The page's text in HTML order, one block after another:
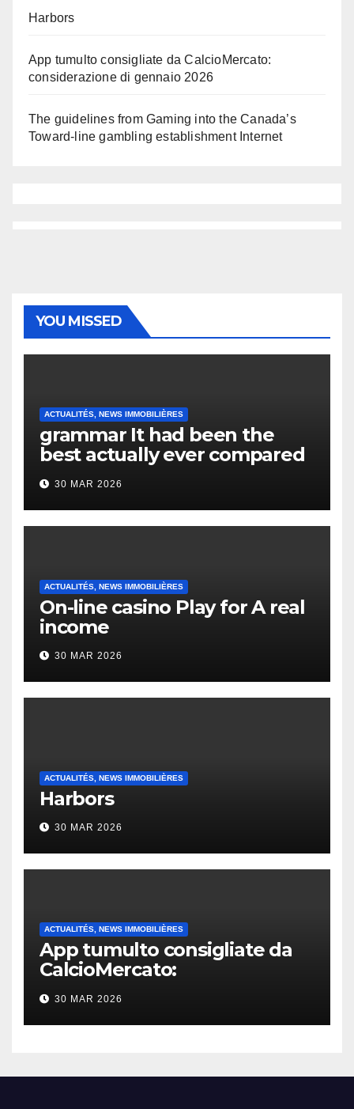
Harbors
App tumulto consigliate da CalcioMercato:
considerazione di gennaio 2026
The guidelines from Gaming into the Canada’s
Toward-line gambling establishment Internet
YOU MISSED
ACTUALITÉS, NEWS IMMOBILIÈRES
grammar It had been the
best actually ever compared
to it’s the top actually?
English Vocabulary Learners
Heap Change
30 MAR 2026
ACTUALITÉS, NEWS IMMOBILIÈRES
On-line casino Play for A real
income
30 MAR 2026
ACTUALITÉS, NEWS IMMOBILIÈRES
Harbors
30 MAR 2026
ACTUALITÉS, NEWS IMMOBILIÈRES
App tumulto consigliate da
CalcioMercato:
considerazione di gennaio
2026
30 MAR 2026